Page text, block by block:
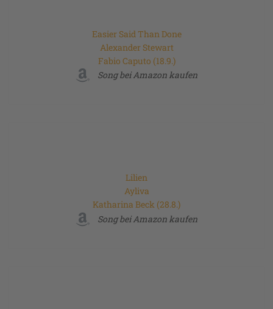
Easier Said Than Done
Alexander Stewart
Fabio Caputo (18.9.)
Song bei Amazon kaufen
Lilien
Ayliva
Katharina Beck (28.8.)
Song bei Amazon kaufen